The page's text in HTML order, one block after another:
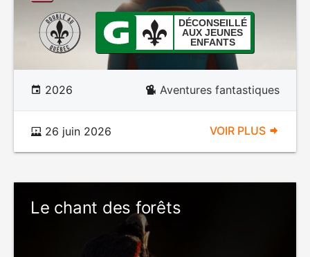
DÉCONSEILLÉ
AUX JEUNES
ENFANTS
2026 Aventures fantastiques
26 juin 2026 VOIR PLUS
Le chant des forêts